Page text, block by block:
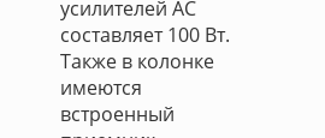
усилителей АС
составляет 100 Вт.
Также в колонке
имеются
встроенный